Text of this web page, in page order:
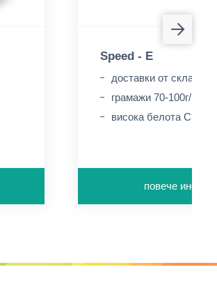
Speed - E
доставки от склад и
грамажи 70-100г/м2
висока белота CIE146
повече